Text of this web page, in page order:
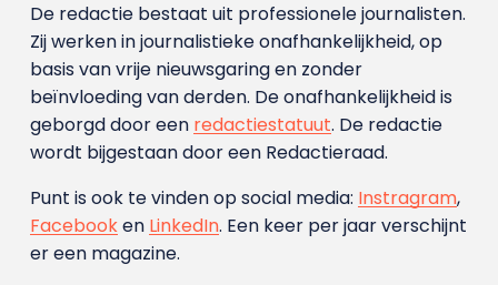
De redactie bestaat uit professionele journalisten.
Zij werken in journalistieke onafhankelijkheid, op
basis van vrije nieuwsgaring en zonder
beïnvloeding van derden. De onafhankelijkheid is
geborgd door een redactiestatuut. De redactie
wordt bijgestaan door een Redactieraad.
Punt is ook te vinden op social media: Instragram,
Facebooken LinkedIn. Een keer per jaar verschijnt
er een magazine.